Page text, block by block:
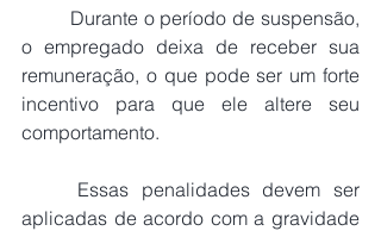
o empregado deixa de receber sua
remuneração, o que pode ser um forte
incentivo para que ele altere seu
comportamento.
aplicadas de acordo com a gravidade